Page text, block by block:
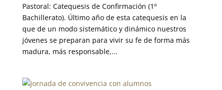
Pastoral: Catequesis de Confirmación (1º
Bachillerato). Último año de esta catequesis en la
que de un modo sistemático y dinámico nuestros
jóvenes se preparan para vivir su fe de forma más
madura, más responsable,...